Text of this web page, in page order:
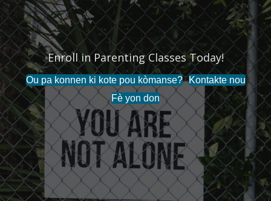
Enroll in Parenting Classes Today!
End the Stigma Around Mental Health!
Ou pa konnen ki kote pou kòmanse? Kontakte nou
Fè yon don